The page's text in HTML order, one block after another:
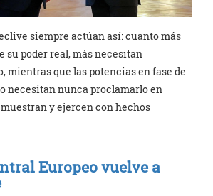
siempre actúan así: cuanto más
su poder real, más necesitan
mientras que las potencias en fase de
necesitan nunca proclamarlo en
y ejercen con hechos
Europeo vuelve a